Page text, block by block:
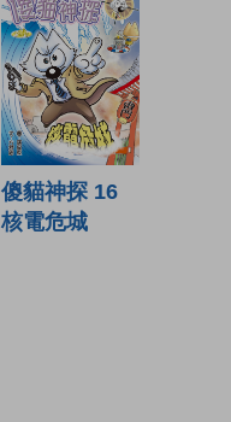
傻貓神探 16
核電危城